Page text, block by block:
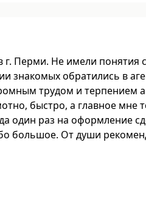
г. Перми. Не имели понятия
знакомых обратились в
трудом и терпением
быстро, а главное мне
один раз на оформление
большое. От души